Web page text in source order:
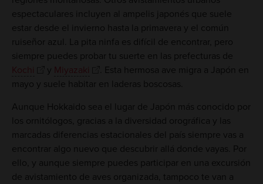
espectaculares incluyen al ampelis japonés que suele
estar desde el invierno hasta la primavera y el común
ruiseñor azul. La pita ninfa es difícil de encontrar, pero
siempre puedes probar tu suerte en las prefecturas de
Kochi
y Miyazaki
. Esta hermosa ave migra a Japón en
mayo y suele habitar en laderas boscosas.
Aunque Hokkaido sea el lugar de Japón más conocido por
los ornitólogos, gracias a la diversidad orográfica y las
marcadas diferencias estacionales del país siempre vas a
encontrar algo nuevo que descubrir allá donde vayas. Por
ello, y aunque siempre puedes participar en una excursión
de avistamiento de aves organizada, tampoco te van a